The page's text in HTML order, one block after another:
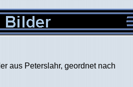
aus Peterslahr, geordnet nach